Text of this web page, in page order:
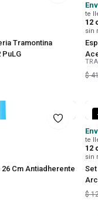
Tramontina
te
12
sin
$
Cm Antiadherente
te
12
sin
$